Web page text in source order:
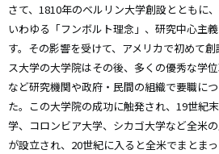
さて、1810年のベルリン大学創設とともに
いわゆる「フンボルト理念」、研究中心主
す。その影響を受けて、アメリカで初めて
ス大学の大学院はその後、多くの優秀な学
など研究機関や政府・民間の組織で要職に
た。この大学院の成功に触発され、19世紀
学、コロンビア大学、シカゴ大学など全米
が設立され、20世紀に入ると全米でまとま